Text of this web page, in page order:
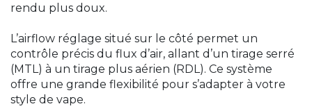
rendu plus doux.
L’airflow réglage situé sur le côté permet un
contrôle précis du flux d’air, allant d’un tirage serré
(MTL) à un tirage plus aérien (RDL). Ce système
offre une grande flexibilité pour s’adapter à votre
style de vape.